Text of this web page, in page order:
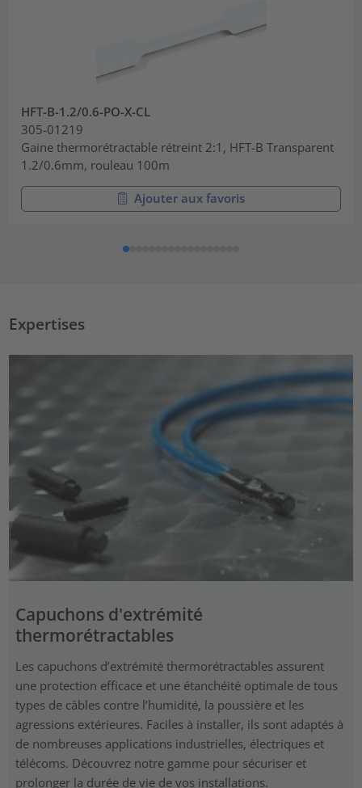
HFT-B-1.2/0.6-PO-X-CL
305-01219
Gaine thermorétractable rétreint 2:1, HFT-B Transparent
1.2/0.6mm, rouleau 100m
Ajouter aux favoris
Expertises
Capuchons d'extrémité
thermorétractables
Les capuchons d’extrémité thermorétractables assurent
une protection efficace et une étanchéité optimale de tous
types de câbles contre l’humidité, la poussière et les
agressions extérieures. Faciles à installer, ils sont adaptés à
de nombreuses applications industrielles, électriques et
télécoms. Découvrez notre gamme pour sécuriser et
prolonger la durée de vie de vos installations.